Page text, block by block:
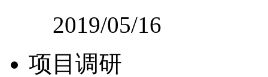
2019/05/16
项目调研